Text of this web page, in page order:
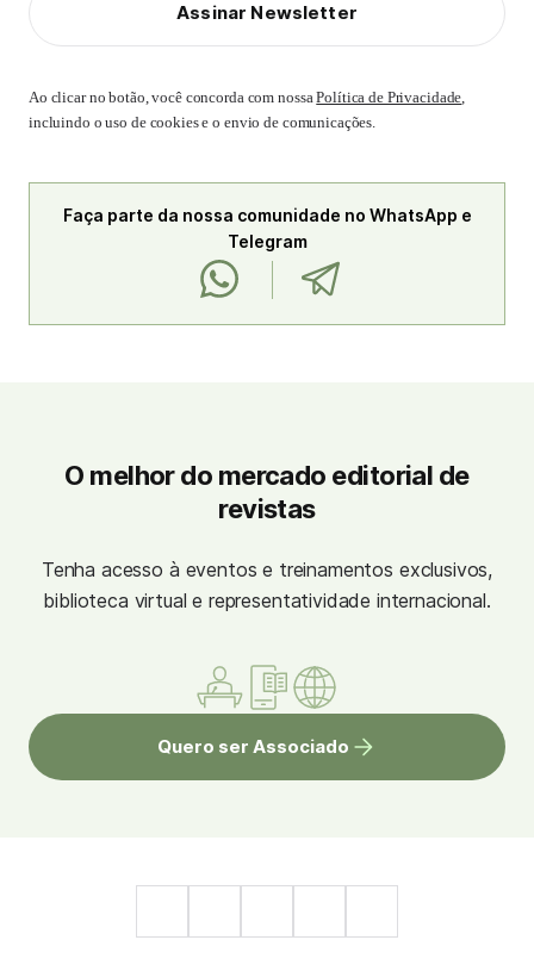
Assinar Newsletter
Ao clicar no botão, você concorda com nossaPolítica de Privacidade,
incluindo o uso de cookies e o envio de comunicações.
Faça parte da nossa comunidade no WhatsApp e
Telegram
O melhor do mercado editorial de
revistas
Tenha acesso à eventos e treinamentos exclusivos,
biblioteca virtual e representatividade internacional.
Quero ser Associado